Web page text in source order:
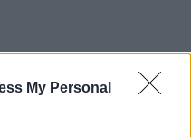
My Personal